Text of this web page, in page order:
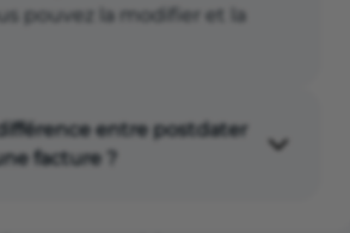
pouvez la modifier et la
entre postdater
facture ?